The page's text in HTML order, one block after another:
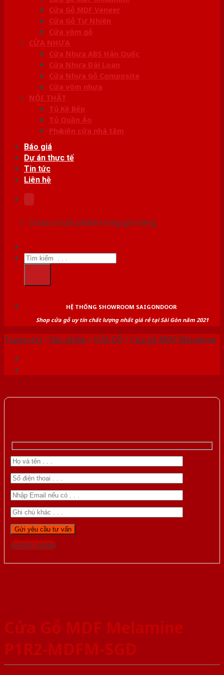
Cửa Gỗ MDF Veneer
Cửa Gỗ Tự Nhiên
Cửa vòm gỗ
CỬA NHỰA
Cửa Nhựa ABS Hàn Quốc
Cửa Nhựa Đài Loan
Cửa Nhựa Gỗ Composite
Cửa vòm nhựa
NỘI THẤT
Tủ Kệ Bếp
Tủ Quần Áo
Phụ kiện cửa nhà tắm
Báo giá
Dự án thực tế
Tin tức
Liên hệ
Chưa có sản phẩm trong giỏ hàng.
Tìm
kiếm:
HỆ THỐNG SHOWROOM SAIGONDOOR
Shop cửa gỗ uy tín chất lượng nhất giá rẻ tại Sài Gòn năm 2021
Trang chủ /Sản phẩm /CỬA GỖ /Cửa gỗ MDF Melamine
Gọi 0976.169.864
Cửa Gỗ MDF Melamine
P1R2-MDFM-SGD